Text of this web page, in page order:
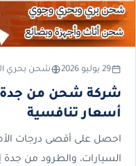
29 يوليو 2026 شحن بحري
أسعار تنافسية
احصل على أقصى درجات
السيارات، والطرود من